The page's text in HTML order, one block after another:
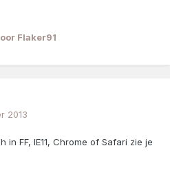
Flaker91
2013
FF, IE11, Chrome of Safari zie je